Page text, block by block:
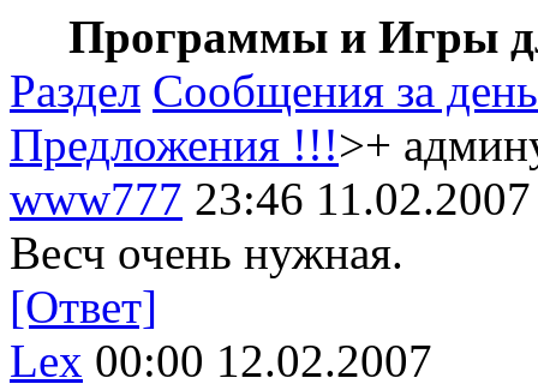
Программы и Игры
Раздел Сообщения за день
Предложения !!!>+
www777 23:46 11.02.2007
Весч очень нужная.
[Ответ]
Lex 00:00 12.02.2007